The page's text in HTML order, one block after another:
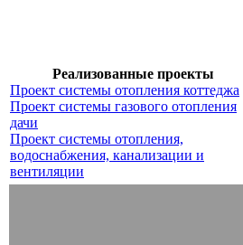
Реализованные проекты
Проект системы отопления коттеджа
Проект системы газового отопления
дачи
Проект системы отопления,
водоснабжения, канализации и
вентиляции